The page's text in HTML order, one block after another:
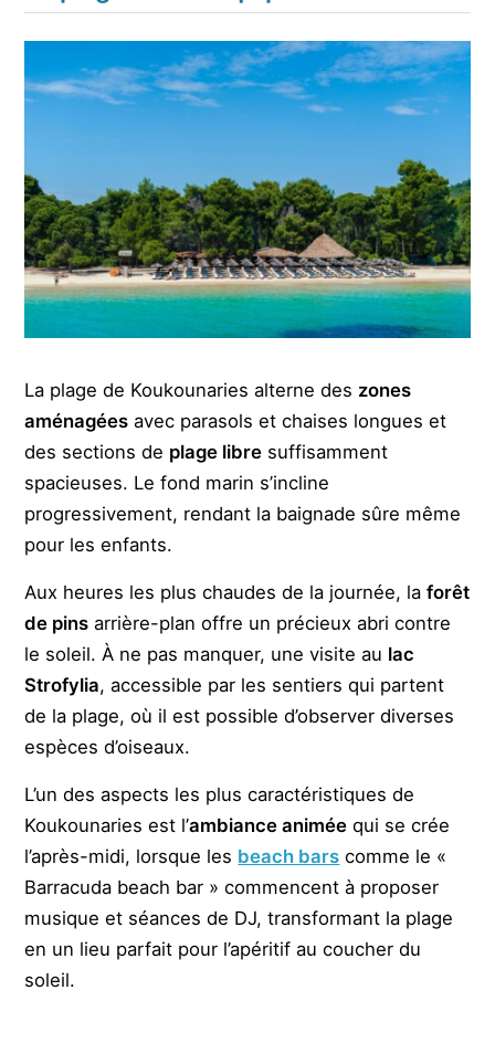
La plage de Koukounaries alterne des zones
aménagées avec parasols et chaises longues et
des sections de plage libre suffisamment
spacieuses. Le fond marin s’incline
progressivement, rendant la baignade sûre même
pour les enfants.
Aux heures les plus chaudes de la journée, laforêt
de pins arrière-plan offre un précieux abri contre
le soleil. À ne pas manquer, une visite au lac
Strofylia, accessible par les sentiers qui partent
de la plage, où il est possible d’observer diverses
espèces d’oiseaux.
L’un des aspects les plus caractéristiques de
Koukounaries est l’ambiance animée qui se crée
l’après-midi, lorsque les beach bars comme le «
Barracuda beach bar » commencent à proposer
musique et séances de DJ, transformant la plage
en un lieu parfait pour l’apéritif au coucher du
soleil.